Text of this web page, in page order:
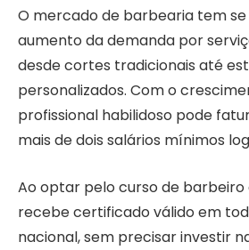
O mercado de barbearia tem
aumento da demanda por
desde cortes tradicionais até
personalizados. Com o
profissional habilidoso pode
mais de dois salários mínimos
Ao optar pelo curso de barbeiro
recebe certificado válido em
nacional, sem precisar investir